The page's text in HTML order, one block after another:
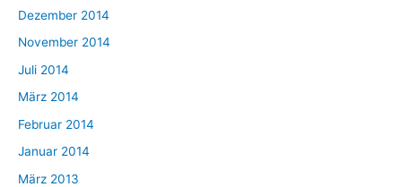
Dezember 2014
November 2014
Juli 2014
März 2014
Februar 2014
Januar 2014
März 2013